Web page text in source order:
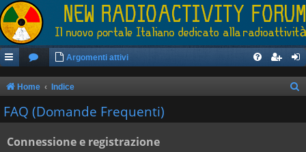
Argomenti attivi
Home Indice
r
FAQ (Domande Frequenti)
Connessione e registrazione